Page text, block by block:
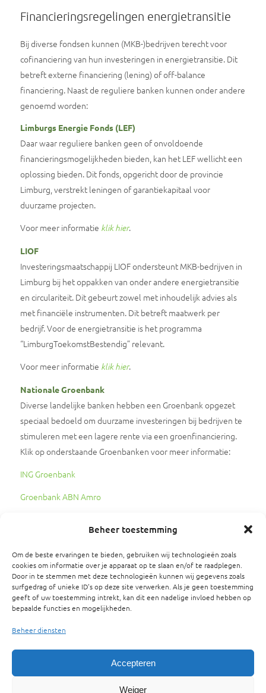
Beheer toestemming
Om de beste ervaringen te bieden, gebruiken wij technologieën zoals
cookies om informatie over je apparaat op te slaan en/of te raadplegen.
Door in te stemmen met deze technologieën kunnen wij gegevens zoals
surfgedrag of unieke ID's op deze site verwerken. Als je geen toestemming
geeft of uw toestemming intrekt, kan dit een nadelige invloed hebben op
bepaalde functies en mogelijkheden.
Beheer diensten
Accepteren
Weiger
Financieringsregelingen energietransitie
Bij diverse fondsen kunnen (MKB-)bedrijven terecht voor
cofinanciering van hun investeringen in energietransitie. Dit
betreft externe financiering (lening) of off-balance
financiering. Naast de reguliere banken kunnen onder andere
genoemd worden:
Limburgs Energie Fonds (LEF)
Daar waar reguliere banken geen of onvoldoende
financieringsmogelijkheden bieden, kan het LEF wellicht een
oplossing bieden. Dit fonds, opgericht door de provincie
Limburg, verstrekt leningen of garantiekapitaal voor
duurzame projecten.
Voor meer informatie klik hier.
LIOF
Investeringsmaatschappij LIOF ondersteunt MKB-bedrijven in
Limburg bij het oppakken van onder andere energietransitie
en circulariteit. Dit gebeurt zowel met inhoudelijk advies als
met financiële instrumenten. Dit betreft maatwerk per
bedrijf. Voor de energietransitie is het programma
“LimburgToekomstBestendig” relevant.
Voor meer informatie klik hier.
Nationale Groenbank
Diverse landelijke banken hebben een Groenbank opgezet
speciaal bedoeld om duurzame investeringen bij bedrijven te
stimuleren met een lagere rente via een groenfinanciering.
Klik op onderstaande Groenbanken voor meer informatie:
ING Groenbank
Groenbank ABN Amro
De stichting BespaarGarant is een initiatief van diverse
brancheorganisaties in Nederland om bedrijven te helpen bij
verduurzamen. Zij hebben daarbij een bepaalde methodiek
ontwikkeld waarbij uitgegaan wordt van een technische
energiekosten. Daarnaast gaan ze in 2022 samenwerken met
het nieuwe groene investeringsfonds van het Rijk om zo extra
financieringsmogelijkheden beschikbaar te krijgen voor